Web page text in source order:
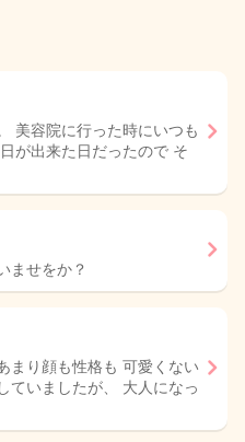
美容院に行った時にいつも
が出来た日だったので そ
ませをか？
まり顔も性格も 可愛くない
ていましたが、 大人になっ